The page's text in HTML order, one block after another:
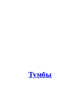
Тумбы